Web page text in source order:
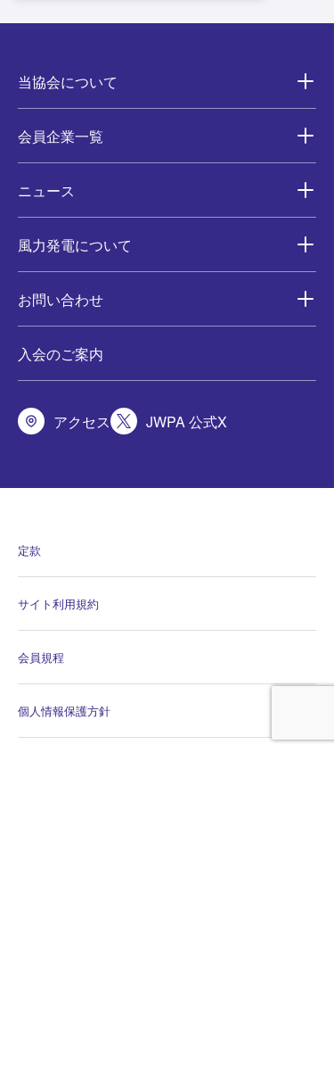
電の貢献～（8月22日
当協会について
会員企業一覧
ニュース
風力発電について
お問い合わせ
入会のご案内
アクセス JWPA 公式X
定款
サイト利用規約
会員規程
個人情報保護方針